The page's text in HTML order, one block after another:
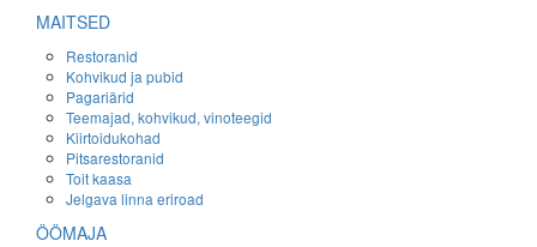
MAITSED
Restoranid
Kohvikud ja pubid
Pagariärid
Teemajad, kohvikud, vinoteegid
Kiirtoidukohad
Pitsarestoranid
Toit kaasa
Jelgava linna eriroad
ÖÖMAJA